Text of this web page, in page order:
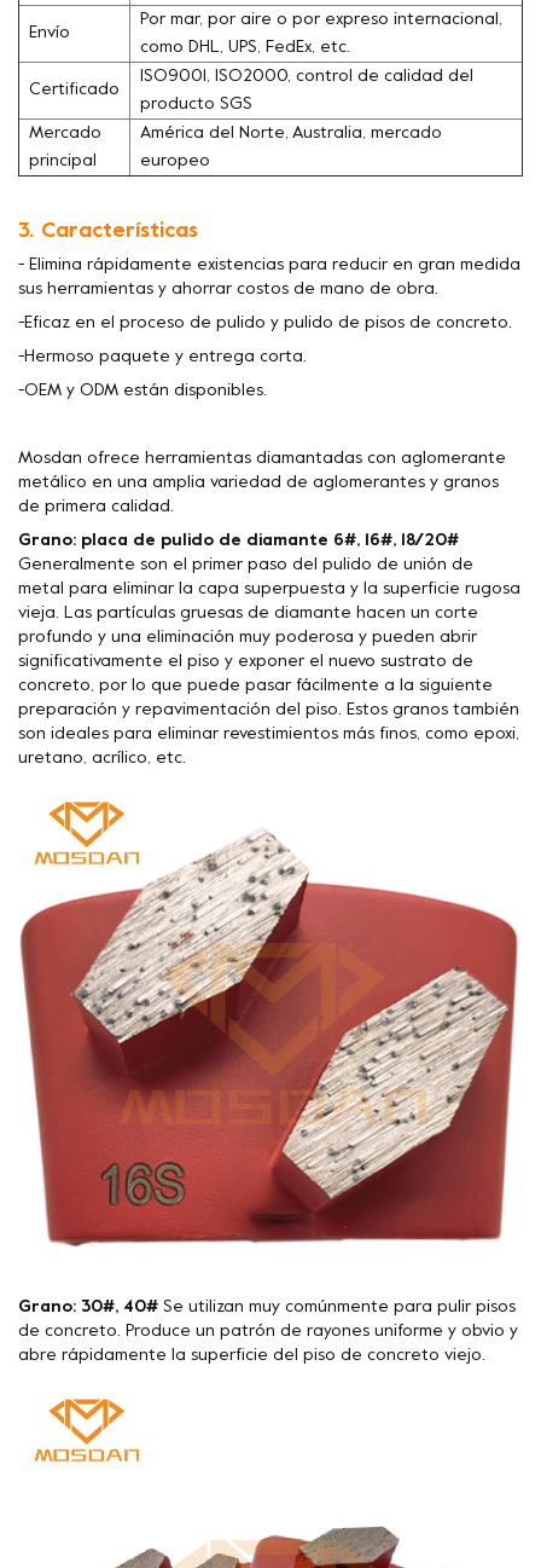
Envío
Por mar, por aire o por expreso internacional,
como DHL, UPS, FedEx, etc.
Certificado
ISO9001, ISO2000, control de calidad del
producto SGS
Mercado
principal
América del Norte, Australia, mercado
europeo
3. Características
- Elimina rápidamente existencias para reducir en gran medida
sus herramientas y ahorrar costos de mano de obra.
-Eficaz en el proceso de pulido y pulido de pisos de concreto.
-Hermoso paquete y entrega corta.
-OEM y ODM están disponibles.
Mosdan ofrece herramientas diamantadas con aglomerante
metálico en una amplia variedad de aglomerantes y granos
de primera calidad.
Grano: placa de pulido de diamante 6#, 16#, 18/20#
Generalmente son el primer paso del pulido de unión de
metal para eliminar la capa superpuesta y la superficie rugosa
vieja. Las partículas gruesas de diamante hacen un corte
profundo y una eliminación muy poderosa y pueden abrir
significativamente el piso y exponer el nuevo sustrato de
concreto, por lo que puede pasar fácilmente a la siguiente
preparación y repavimentación del piso. Estos granos también
son ideales para eliminar revestimientos más finos, como epoxi,
uretano, acrílico, etc.
Grano: 30#, 40# Se utilizan muy comúnmente para pulir pisos
de concreto. Produce un patrón de rayones uniforme y obvio y
abre rápidamente la superficie del piso de concreto viejo.